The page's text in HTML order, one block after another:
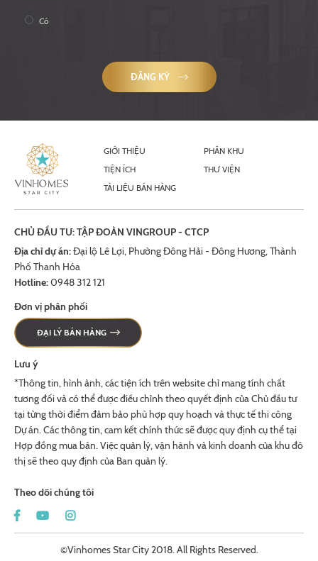
Có
ĐĂNG KÝ
GIỚI THIỆU
PHÂN KHU
TIỆN ÍCH
THƯ VIỆN
TÀI LIỆU BÁN HÀNG
CHỦ ĐẦU TƯ: TẬP ĐOÀN VINGROUP - CTCP
Địa chỉ dự án:Đại lộ Lê Lợi, Phường Đông Hải - Đông Hương, Thành
Phố Thanh Hóa
Hotline:0948 312 121
Đơn vị phân phối
ĐẠI LÝ BÁN HÀNG
Lưu ý
*Thông tin, hình ảnh, các tiện ích trên website chỉ mang tính chất
tương đối và có thể được điều chỉnh theo quyết định của Chủ đầu tư
tại từng thời điểm đảm bảo phù hợp quy hoạch và thực tế thi công
Dự án. Các thông tin, cam kết chính thức sẽ được quy định cụ thể tại
Hợp đồng mua bán. Việc quản lý, vận hành và kinh doanh của khu đô
thị sẽ theo quy định của Ban quản lý.
Theo dõi chúng tôi
©Vinhomes Star City 2018. All Rights Reserved.